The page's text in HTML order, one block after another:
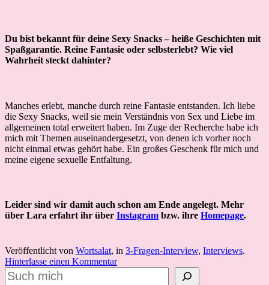
Du bist bekannt für deine Sexy Snacks – heiße Geschichten mit
Spaßgarantie. Reine Fantasie oder selbsterlebt? Wie viel
Wahrheit steckt dahinter?
Manches erlebt, manche durch reine Fantasie entstanden. Ich liebe
die Sexy Snacks, weil sie mein Verständnis von Sex und Liebe im
allgemeinen total erweitert haben. Im Zuge der Recherche habe ich
mich mit Themen auseinandergesetzt, von denen ich vorher noch
nicht einmal etwas gehört habe. Ein großes Geschenk für mich und
meine eigene sexuelle Entfaltung.
Leider sind wir damit auch schon am Ende angelegt. Mehr
über Lara erfahrt ihr über Instagram bzw. ihre Homepage.
Veröffentlicht von Wortsalat, in 3-Fragen-Interview, Interviews.
Hinterlasse einen Kommentar
Suchen